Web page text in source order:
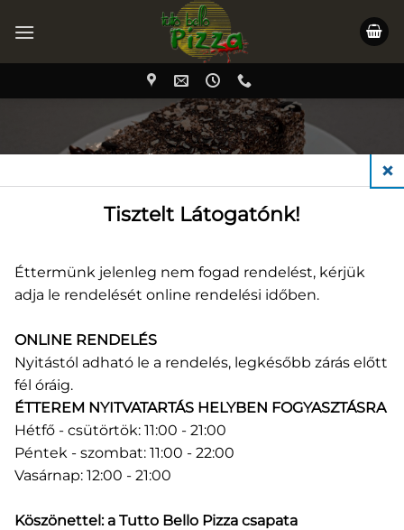
DESSZERTEK
Csokoládés szuflé
Tisztelt Látogatónk!
Éttermünk jelenleg nem fogad rendelést, kérjük
adja le rendelését online rendelési időben.
ONLINE RENDELÉS
Nyitástól adható le a rendelés, legkésőbb zárás előtt
fél óráig.
ÉTTEREM NYITVATARTÁS HELYBEN FOGYASZTÁSRA
Hétfő - csütörtök: 11:00 - 21:00
Péntek - szombat: 11:00 - 22:00
Vasárnap: 12:00 - 21:00
Köszönettel: a Tutto Bello Pizza csapata